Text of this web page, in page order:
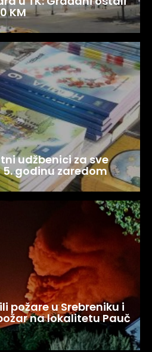
KM
udžbenici za sve
5. godinu zaredom
požare u Srebreniku i
na lokalitetu Pauč